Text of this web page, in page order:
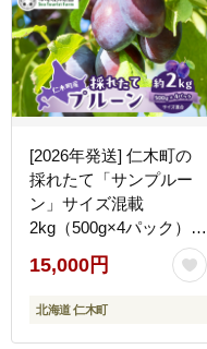
[2026年発送] 仁木町の
採れたて「サンプルー
ン」サイズ混載
2kg（500g×4パック）
北海道 仁木 果物 フルー
ツ プルーン [フルーツシ
ョップ妹尾観光農園]
15,000円
北海道 仁木町